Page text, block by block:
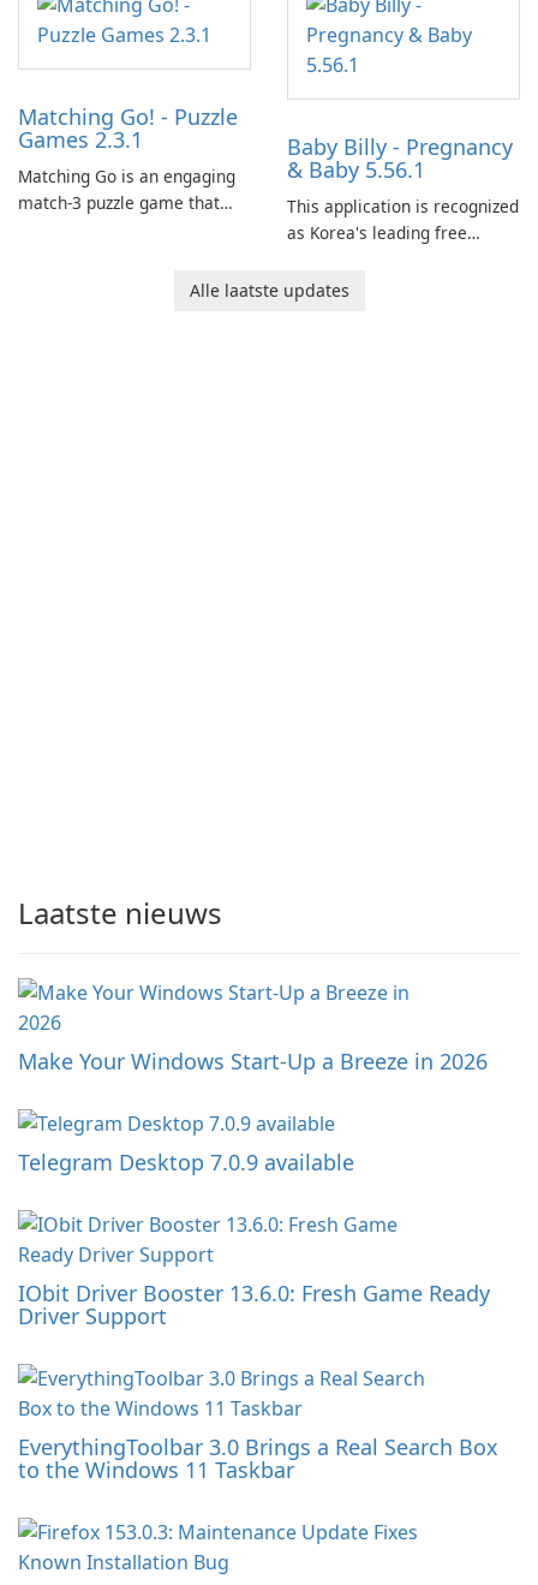
Matching Go! - Puzzle
Games 2.3.1
Matching Go is an engaging
match-3 puzzle game that
Ollie, on an adventurous
Baby Billy - Pregnancy
& Baby 5.56.1
This application is recognized
as Korea's leading free
baby tracking, offering
Alle laatste updates
Laatste nieuws
Make Your Windows Start-Up a Breeze in 2026
Telegram Desktop 7.0.9 available
IObit Driver Booster 13.6.0: Fresh Game Ready
Driver Support
EverythingToolbar 3.0 Brings a Real Search Box
to the Windows 11 Taskbar